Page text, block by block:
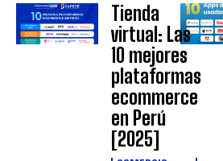
Tienda
virtual: Las
10 mejores
plataformas
ecommerce
en Perú
[2025]